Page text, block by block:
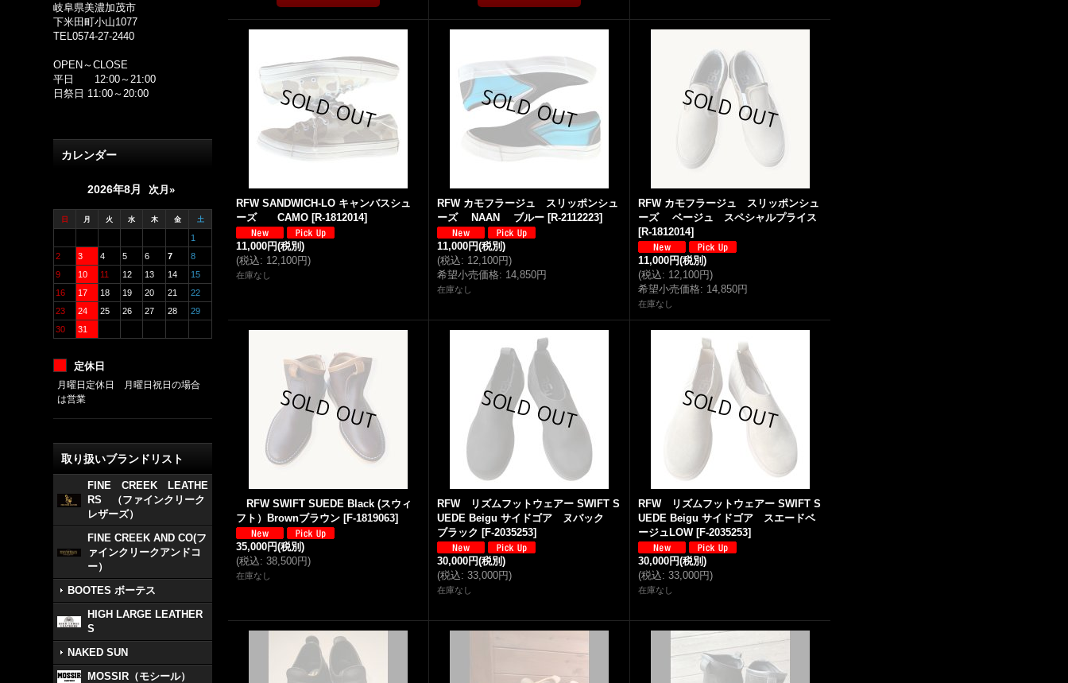
岐阜県美濃加茂市
下米田町小山1077
TEL0574-27-2440
OPEN～CLOSE
平日 12:00～21:00
日祭日 11:00～20:00
カレンダー
2026年8月 次月»
日 月 火 水 木 金 土
1
2
3 4 5 6 7
8
9
10 11 12 13 14
15
16
17 18 19 20 21
22
23
24 25 26 27 28
29
30
31
定休日
月曜日定休日 月曜日祝日の場合
は営業
取り扱いブランドリスト
FINE CREEK LEATHE
RS （ファインクリーク
レザーズ）
FINE CREEK AND CO(フ
ァインクリークアンドコ
ー）
BOOTES ボーテス
HIGH LARGE LEATHER
S
NAKED SUN
MOSSIR（モシール）
RFW SANDWICH-LO キャンバスシュ
ーズ CAMO [R-1812014]
11,000円(税別)
(税込: 12,100円)
在庫なし
RFW カモフラージュ スリッポンシュ
ーズ NAAN ブルー [R-2112223]
11,000円(税別)
(税込: 12,100円)
希望小売価格: 14,850円
在庫なし
RFW カモフラージュ スリッポンシュ
ーズ ベージュ スペシャルプライス
[R-1812014]
11,000円(税別)
(税込: 12,100円)
希望小売価格: 14,850円
在庫なし
RFW SWIFT SUEDE Black (スウィ
フト）Brownブラウン [F-1819063]
35,000円(税別)
(税込: 38,500円)
在庫なし
RFW リズムフットウェアー SWIFT S
UEDE Beigu サイドゴア ヌバック
ブラック [F-2035253]
30,000円(税別)
(税込: 33,000円)
在庫なし
RFW リズムフットウェアー SWIFT S
UEDE Beigu サイドゴア スエードベ
ージュLOW [F-2035253]
30,000円(税別)
(税込: 33,000円)
在庫なし